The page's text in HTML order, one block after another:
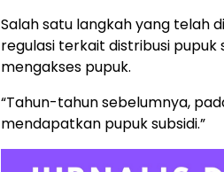
Salah satu langkah yang telah
regulasi terkait distribusi
mengakses pupuk.
“Tahun-tahun sebelumnya,
mendapatkan pupuk subsidi.”